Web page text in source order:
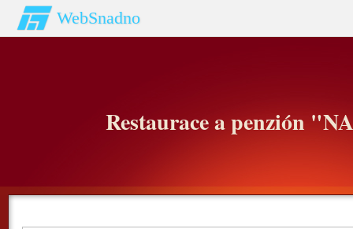
WebSnadno
Restaurace a penzión